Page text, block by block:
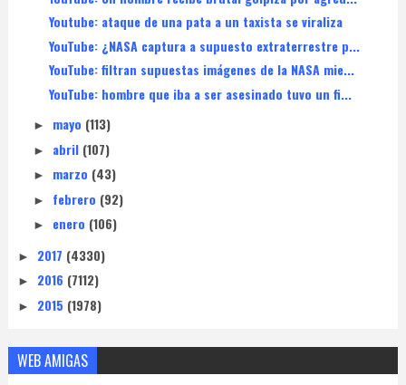
Youtube: ataque de una pata a un taxista se viraliza
YouTube: ¿NASA captura a supuesto extraterrestre p...
YouTube: filtran supuestas imágenes de la NASA mie...
YouTube: hombre que iba a ser asesinado tuvo un fi...
► mayo (113)
► abril (107)
► marzo (43)
► febrero (92)
► enero (106)
► 2017 (4330)
► 2016 (7112)
► 2015 (1978)
WEB AMIGAS